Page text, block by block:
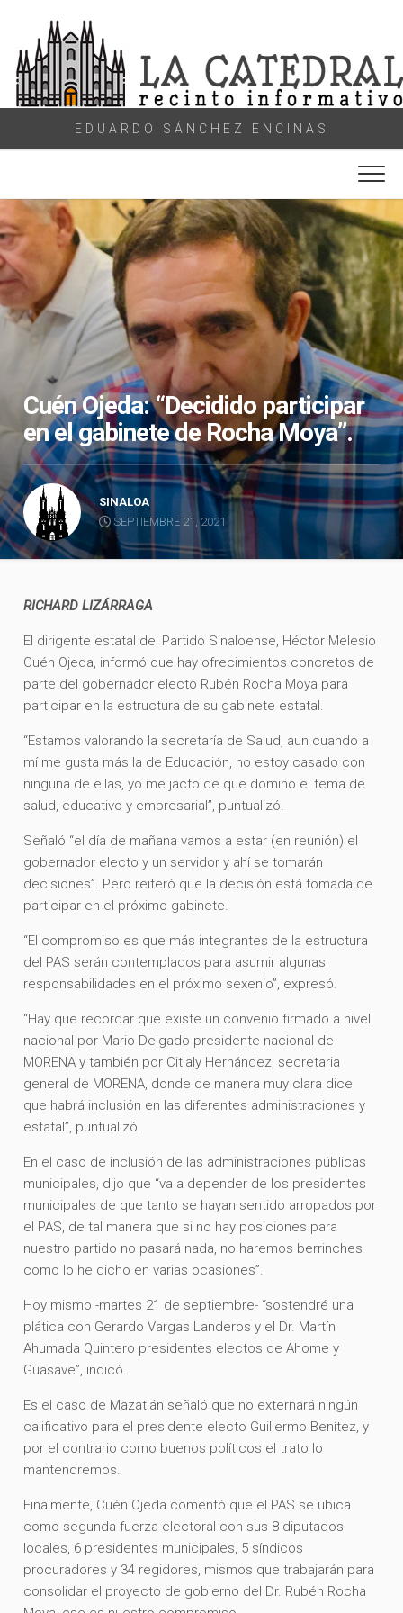
content
EDUARDO SÁNCHEZ ENCINAS
Cuén Ojeda: “Decidido participar
en el gabinete de Rocha Moya”.
SINALOA
SEPTIEMBRE 21, 2021
RICHARD LIZÁRRAGA
El dirigente estatal del Partido Sinaloense, Héctor Melesio
Cuén Ojeda, informó que hay ofrecimientos concretos de
parte del gobernador electo Rubén Rocha Moya para
participar en la estructura de su gabinete estatal.
“Estamos valorando la secretaría de Salud, aun cuando a
mí me gusta más la de Educación, no estoy casado con
ninguna de ellas, yo me jacto de que domino el tema de
salud, educativo y empresarial”, puntualizó.
Señaló “el día de mañana vamos a estar (en reunión) el
gobernador electo y un servidor y ahí se tomarán
decisiones”. Pero reiteró que la decisión está tomada de
participar en el próximo gabinete.
“El compromiso es que más integrantes de la estructura
del PAS serán contemplados para asumir algunas
responsabilidades en el próximo sexenio”, expresó.
“Hay que recordar que existe un convenio firmado a nivel
nacional por Mario Delgado presidente nacional de
MORENA y también por Citlaly Hernández, secretaria
general de MORENA, donde de manera muy clara dice
que habrá inclusión en las diferentes administraciones y
estatal”, puntualizó.
En el caso de inclusión de las administraciones públicas
municipales, dijo que “va a depender de los presidentes
municipales de que tanto se hayan sentido arropados por
el PAS, de tal manera que si no hay posiciones para
nuestro partido no pasará nada, no haremos berrinches
como lo he dicho en varias ocasiones”.
Hoy mismo -martes 21 de septiembre- “sostendré una
plática con Gerardo Vargas Landeros y el Dr. Martín
Ahumada Quintero presidentes electos de Ahome y
Guasave”, indicó.
Es el caso de Mazatlán señaló que no externará ningún
calificativo para el presidente electo Guillermo Benítez, y
por el contrario como buenos políticos el trato lo
mantendremos.
Finalmente, Cuén Ojeda comentó que el PAS se ubica
como segunda fuerza electoral con sus 8 diputados
locales, 6 presidentes municipales, 5 síndicos
procuradores y 34 regidores, mismos que trabajarán para
consolidar el proyecto de gobierno del Dr. Rubén Rocha